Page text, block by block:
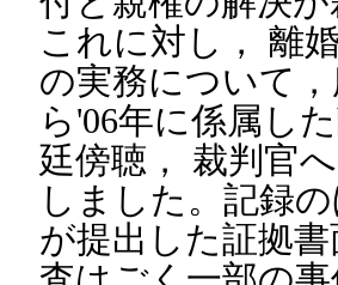
これに対し， 離
の実務について
ら'06年に係属し
廷傍聴， 裁判官
しました。記録
が提出した証拠